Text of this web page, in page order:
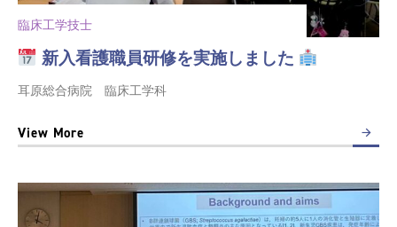
臨床工学技士
新入看護職員研修を実施しました
耳原総合病院 臨床工学科
View More